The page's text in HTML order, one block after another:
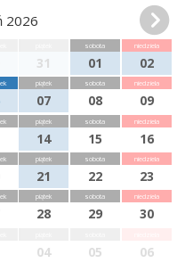
2026
31
sobota
01
niedziela
02
piątek
07
sobota
08
niedziela
09
piątek
14
sobota
15
niedziela
16
piątek
21
sobota
22
niedziela
23
piątek
28
sobota
29
niedziela
30
04 05 06